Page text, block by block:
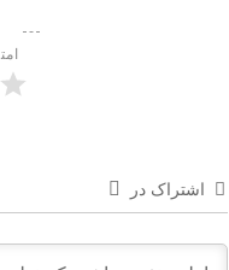
اشتراک در